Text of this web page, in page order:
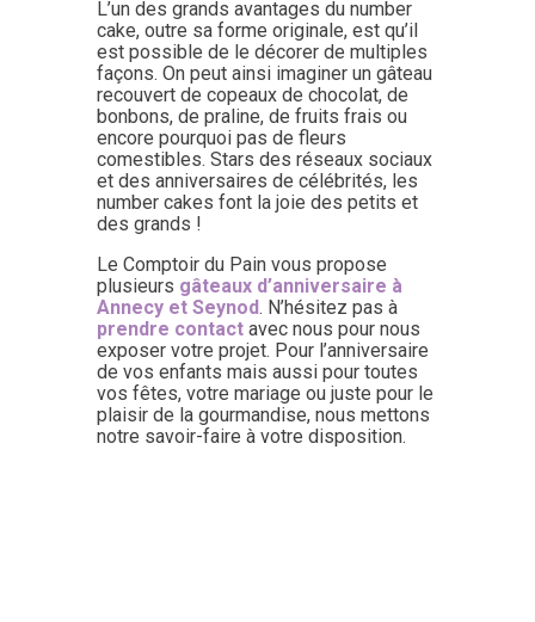
L’un des grands avantages du number
cake, outre sa forme originale, est qu’il
est possible de le décorer de multiples
façons. On peut ainsi imaginer un gâteau
recouvert de copeaux de chocolat, de
bonbons, de praline, de fruits frais ou
encore pourquoi pas de fleurs
comestibles. Stars des réseaux sociaux
et des anniversaires de célébrités, les
number cakes font la joie des petits et
des grands !
Le Comptoir du Pain vous propose
plusieurs gâteaux d’anniversaire à
Annecy et Seynod. N’hésitez pas à
prendre contact avec nous pour nous
exposer votre projet. Pour l’anniversaire
de vos enfants mais aussi pour toutes
vos fêtes, votre mariage ou juste pour le
plaisir de la gourmandise, nous mettons
notre savoir-faire à votre disposition.